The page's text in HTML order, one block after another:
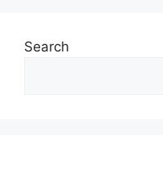
Search